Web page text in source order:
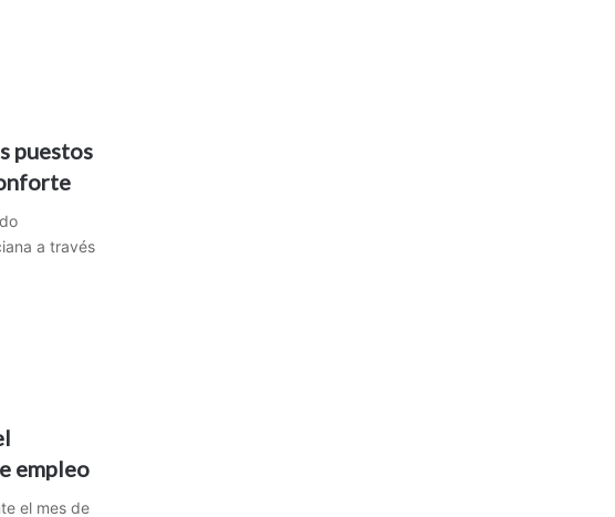
puestos
a través
empleo
el mes de